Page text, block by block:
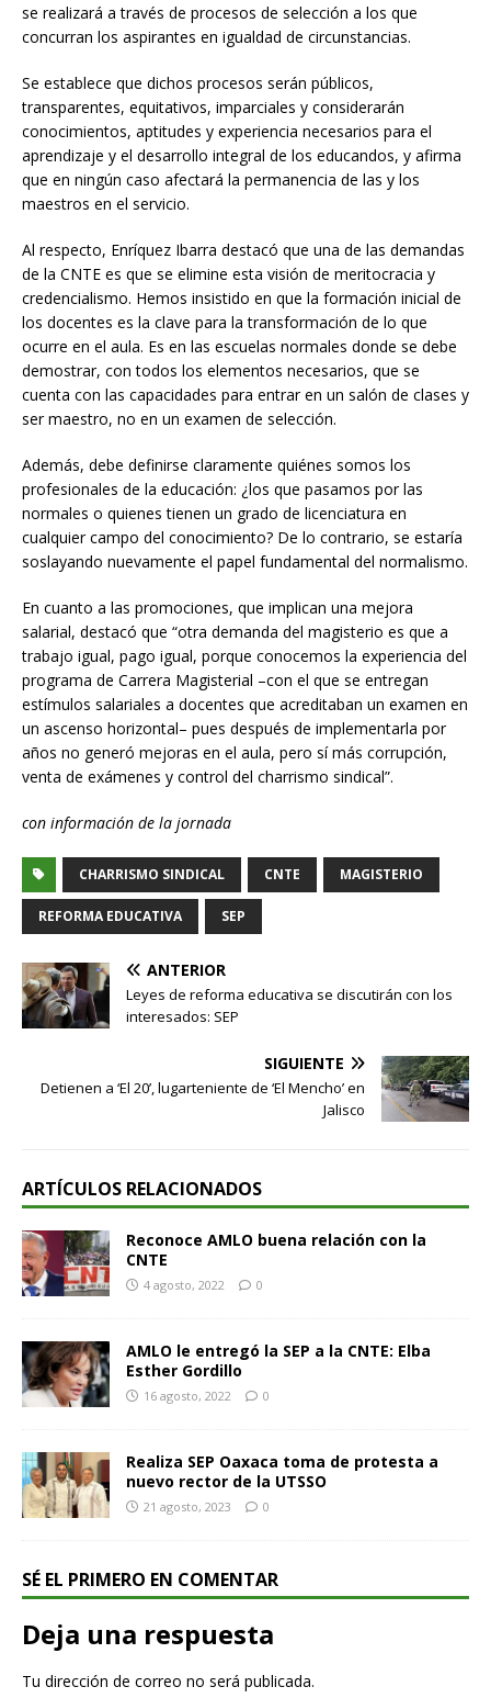
se realizará a través de procesos de selección a los que
concurran los aspirantes en igualdad de circunstancias.
Se establece que dichos procesos serán públicos,
transparentes, equitativos, imparciales y considerarán
conocimientos, aptitudes y experiencia necesarios para el
aprendizaje y el desarrollo integral de los educandos, y afirma
que en ningún caso afectará la permanencia de las y los
maestros en el servicio.
Al respecto, Enríquez Ibarra destacó que una de las demandas
de la CNTE es que se elimine esta visión de meritocracia y
credencialismo. Hemos insistido en que la formación inicial de
los docentes es la clave para la transformación de lo que
ocurre en el aula. Es en las escuelas normales donde se debe
demostrar, con todos los elementos necesarios, que se
cuenta con las capacidades para entrar en un salón de clases y
ser maestro, no en un examen de selección.
Además, debe definirse claramente quiénes somos los
profesionales de la educación: ¿los que pasamos por las
normales o quienes tienen un grado de licenciatura en
cualquier campo del conocimiento? De lo contrario, se estaría
soslayando nuevamente el papel fundamental del normalismo.
En cuanto a las promociones, que implican una mejora
salarial, destacó que “otra demanda del magisterio es que a
trabajo igual, pago igual, porque conocemos la experiencia del
programa de Carrera Magisterial –con el que se entregan
estímulos salariales a docentes que acreditaban un examen en
un ascenso horizontal– pues después de implementarla por
años no generó mejoras en el aula, pero sí más corrupción,
venta de exámenes y control del charrismo sindical”.
con información de la jornada
CHARRISMO SINDICAL CNTE MAGISTERIO
REFORMA EDUCATIVA SEP
ANTERIOR
Leyes de reforma educativa se discutirán con los
interesados: SEP
SIGUIENTE
Detienen a ‘El 20’, lugarteniente de ‘El Mencho’ en
Jalisco
ARTÍCULOS RELACIONADOS
Reconoce AMLO buena relación con la
CNTE
4 agosto, 2022 0
AMLO le entregó la SEP a la CNTE: Elba
Esther Gordillo
16 agosto, 2022 0
Realiza SEP Oaxaca toma de protesta a
nuevo rector de la UTSSO
21 agosto, 2023 0
SÉ EL PRIMERO EN COMENTAR
Deja una respuesta
Tu dirección de correo no será publicada.